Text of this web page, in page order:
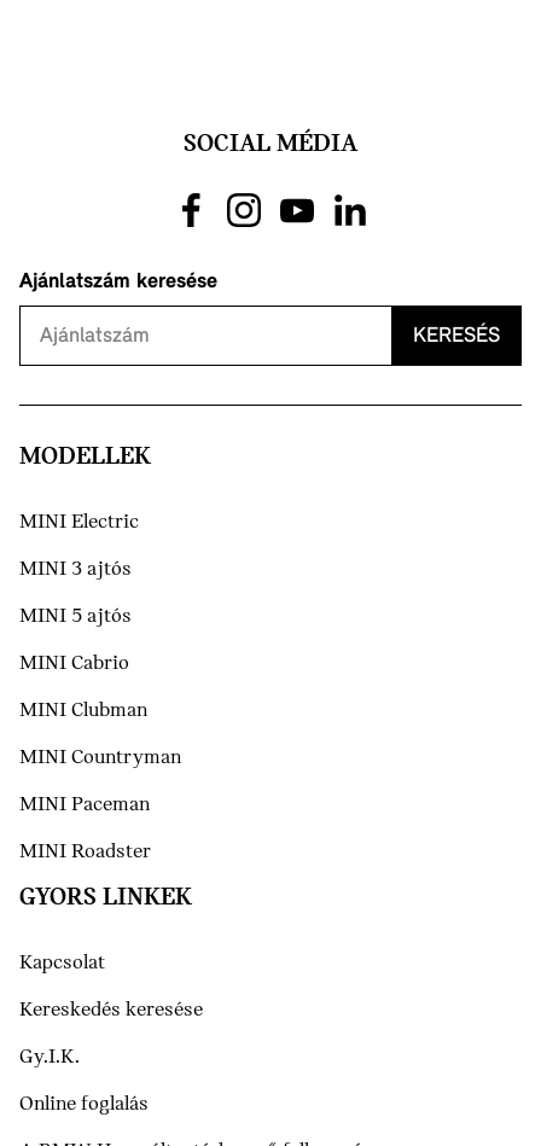
SOCIAL MÉDIA
Ajánlatszám keresése
KERESÉS
MODELLEK
MINI Electric
MINI 3 ajtós
MINI 5 ajtós
MINI Cabrio
MINI Clubman
MINI Countryman
MINI Paceman
MINI Roadster
GYORS LINKEK
Kapcsolat
Kereskedés keresése
Gy.I.K.
Online foglalás